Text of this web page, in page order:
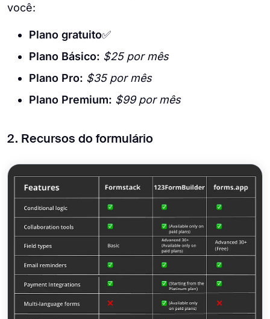
você:
Plano gratuito✅
Plano Básico: $25 por mês
Plano Pro: $35 por mês
Plano Premium: $99 por mês
2. Recursos do formulário